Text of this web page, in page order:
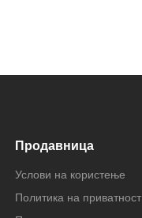
Продавница
Услови на користење
Политика на приватност